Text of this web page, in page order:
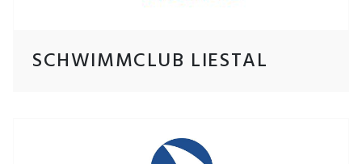
SCHWIMMCLUB LIESTAL